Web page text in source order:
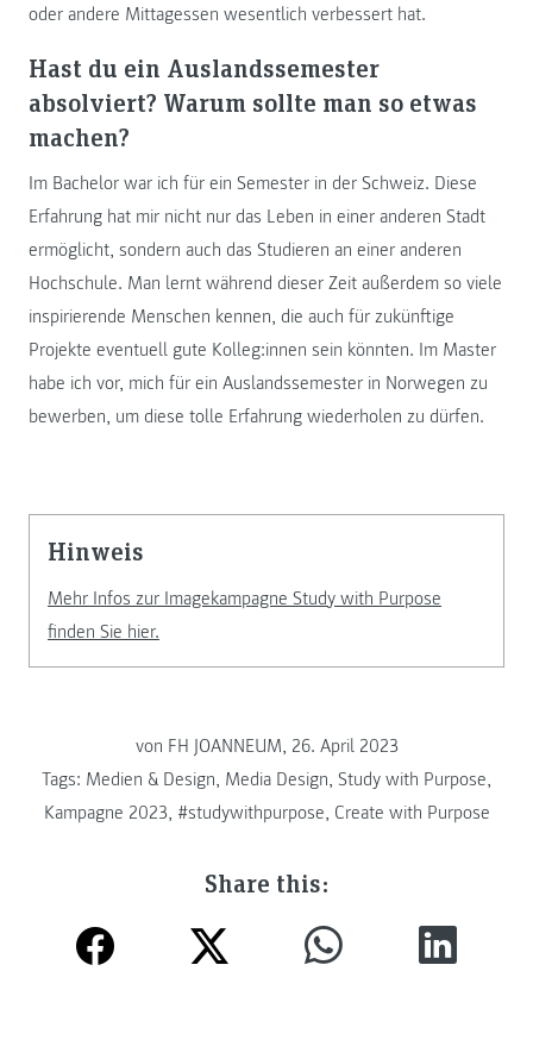
oder andere Mittagessen wesentlich verbessert hat.
Hast du ein Auslandssemester
absolviert? Warum sollte man so etwas
machen?
Im Bachelor war ich für ein Semester in der Schweiz. Diese
Erfahrung hat mir nicht nur das Leben in einer anderen Stadt
ermöglicht, sondern auch das Studieren an einer anderen
Hochschule. Man lernt während dieser Zeit außerdem so viele
inspirierende Menschen kennen, die auch für zukünftige
Projekte eventuell gute Kolleg:innen sein könnten. Im Master
habe ich vor, mich für ein Auslandssemester in Norwegen zu
bewerben, um diese tolle Erfahrung wiederholen zu dürfen.
Hinweis
Mehr Infos zur Imagekampagne Study with Purpose
finden Sie hier.
von FH JOANNEUM, 26. April 2023
Tags: Medien & Design, Media Design, Study with Purpose,
Kampagne 2023, #studywithpurpose, Create with Purpose
Share this: